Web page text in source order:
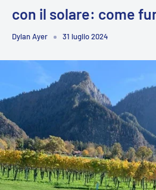
con il solare: come
Dylan Ayer 31 luglio 2024